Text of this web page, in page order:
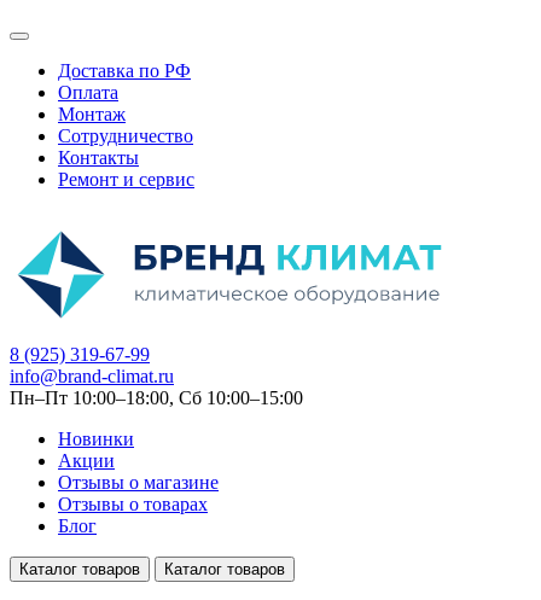
Доставка по РФ
Оплата
Монтаж
Сотрудничество
Контакты
Ремонт и сервис
8 (925) 319-67-99
info@brand-climat.ru
Пн–Пт 10:00–18:00, Сб 10:00–15:00
Новинки
Акции
Отзывы о магазине
Отзывы о товарах
Блог
Каталог товаров Каталог товаров